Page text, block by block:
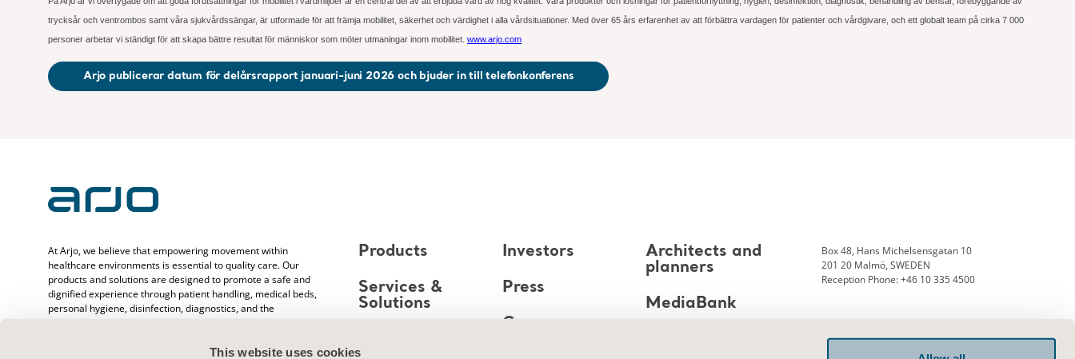
This website uses cookies
trycksår och ventrombos samt våra sjukvårdssängar, är utformade för att främja mobilitet, säkerhet och värdighet i alla vårdsituationer. Med över 65 års erfarenhet av att förbättra vardagen för patienter och vårdgivare, och ett globalt team på cirka 7 000
personer arbetar vi ständigt för att skapa bättre resultat för människor som möter utmaningar inom mobilitet. www.arjo.com
Arjo publicerar datum för delårsrapport januari-juni 2026 och bjuder in till telefonkonferens
At Arjo, we believe that empowering movement within
healthcare environments is essential to quality care. Our
products and solutions are designed to promote a safe and
dignified experience through patient handling, medical beds,
personal hygiene, disinfection, diagnostics, and the
years caring for patients and healthcare professionals, we
Products
Services &
Solutions
Investors
Press
Career
Architects and
planners
MediaBank
Box 48, Hans Michelsensgatan 10
201 20 Malmö, SWEDEN
Reception Phone: +46 10 335 4500